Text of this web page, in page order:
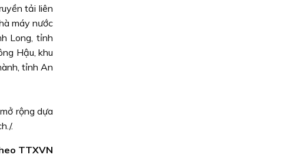
tải liên
máy nước
Long, tỉnh
Hậu, khu
tỉnh An
rộng dựa
.
TTXVN